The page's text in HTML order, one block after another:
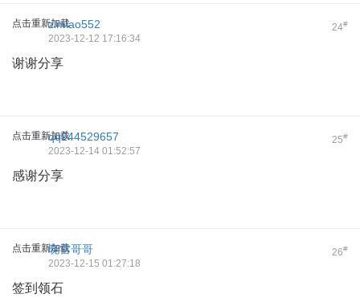
点击重新加载 24#
zimiao552
2023-12-12 17:16:34
谢谢分享
点击重新加载 25#
qq244529657
2023-12-14 01:52:57
感谢分享
点击重新加载 26#
晓雷哥哥
2023-12-15 01:27:18
签到领石